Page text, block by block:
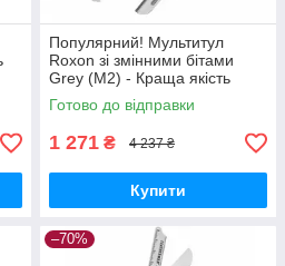
Популярний! Мультитул
Roxon зі змінними бітами
Grey (M2) - Краща якість
тільки на Nukleon.com.ua
Готово до відправки
1 271 ₴ 4 237 ₴
Купити
–70%